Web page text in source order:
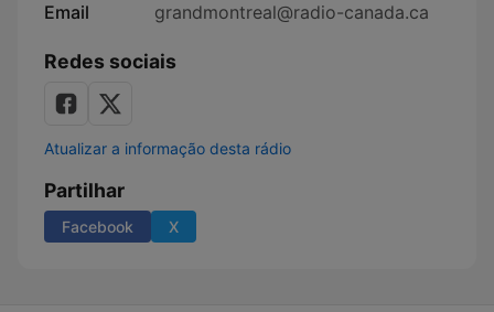
Email
grandmontreal@radio-canada.ca
Redes sociais
Atualizar a informação desta rádio
Partilhar
Facebook X